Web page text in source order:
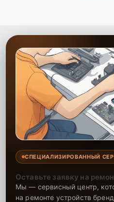
что позволяет вам наслаждаться
Обращение в наш сервис
эстетическую привлекательность
СПЕЦИАЛИЗИРОВАННЫЙ
Оставьте заявку на
Мы — сервисный центр,
на ремонте устройств